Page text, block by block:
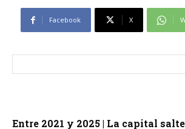
Facebook X
Entre 2021 y 2025 | La capital